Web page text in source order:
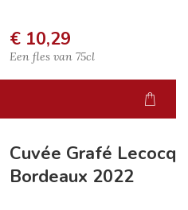
€ 10,29
Een fles van 75cl
Cuvée Grafé Lecocq
Bordeaux 2022